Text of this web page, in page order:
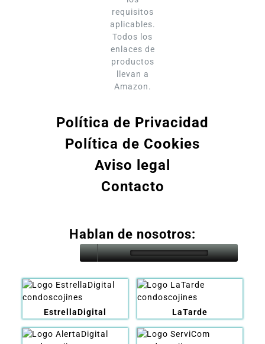
requisitos
aplicables.
Todos los
enlaces de
productos
llevan a
Amazon.
Política de Privacidad
Política de Cookies
Aviso legal
Contacto
Hablan de nosotros:
EstrellaDigital LaTarde